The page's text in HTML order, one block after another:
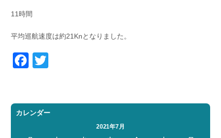
11時間
平均巡航速度は約21Knとなりました。
Facebook
カレンダー
2021年7月